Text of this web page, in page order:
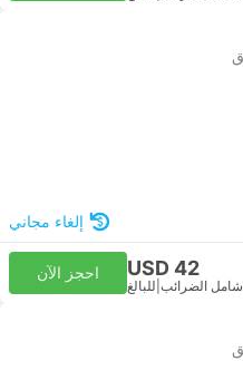
إلغاء مجاني
USD 42
شامل الضرائب للبالغ
احجز الآن